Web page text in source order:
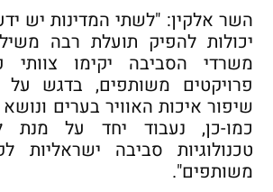
השר אלקין: "לשתי המדינות יש
יכולות להפיק תועלת רבה
משרדי הסביבה יקימו צוותי
פרויקטים משותפים, בדגש על
שיפור איכות האוויר בערים ונושא
כמו-כן, נעבוד יחד על מנת
טכנולוגיות סביבה ישראליות
משותפים".